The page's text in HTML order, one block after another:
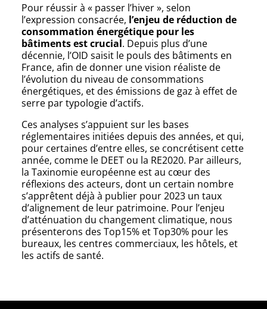
Pour réussir à « passer l’hiver », selon
l’expression consacrée, l’enjeu de réduction de
consommation énergétique pour les
bâtiments est crucial. Depuis plus d’une
décennie, l’OID saisit le pouls des bâtiments en
France, afin de donner une vision réaliste de
l’évolution du niveau de consommations
énergétiques, et des émissions de gaz à effet de
serre par typologie d’actifs.
Ces analyses s’appuient sur les bases
réglementaires initiées depuis des années, et qui,
pour certaines d’entre elles, se concrétisent cette
année, comme le DEET ou la RE2020. Par ailleurs,
la Taxinomie européenne est au cœur des
réflexions des acteurs, dont un certain nombre
s’apprêtent déjà à publier pour 2023 un taux
d’alignement de leur patrimoine. Pour l’enjeu
d’atténuation du changement climatique, nous
présenterons des Top15% et Top30% pour les
bureaux, les centres commerciaux, les hôtels, et
les actifs de santé.